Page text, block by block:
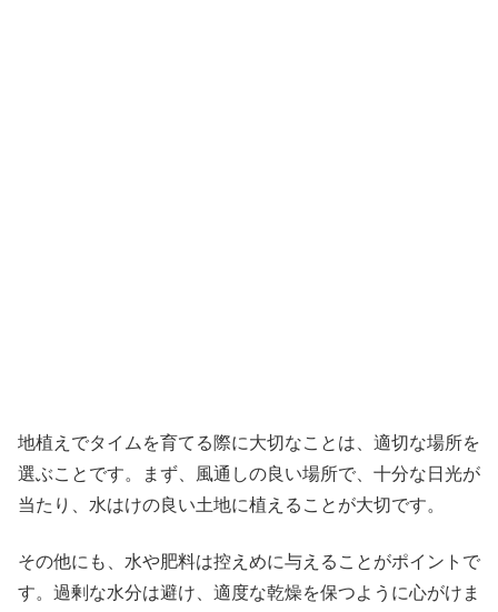
地植えでタイムを育てる際に大切なことは、適切な場所を
選ぶことです。まず、風通しの良い場所で、十分な日光が
当たり、水はけの良い土地に植えることが大切です。
その他にも、水や肥料は控えめに与えることがポイントで
す。過剰な水分は避け、適度な乾燥を保つように心がけま